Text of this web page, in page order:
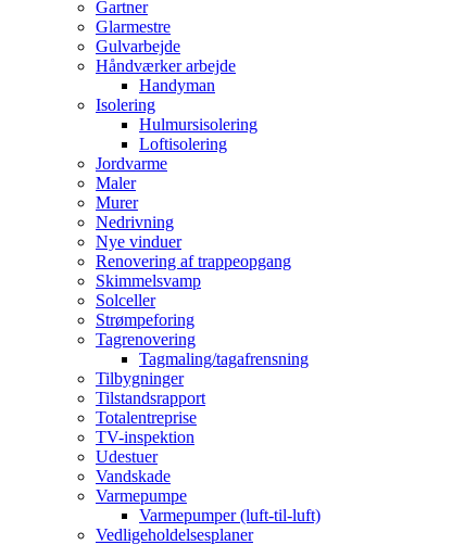
Gartner
Glarmestre
Gulvarbejde
Håndværker arbejde
Handyman
Isolering
Hulmursisolering
Loftisolering
Jordvarme
Maler
Murer
Nedrivning
Nye vinduer
Renovering af trappeopgang
Skimmelsvamp
Solceller
Strømpeforing
Tagrenovering
Tagmaling/tagafrensning
Tilbygninger
Tilstandsrapport
Totalentreprise
TV-inspektion
Udestuer
Vandskade
Varmepumpe
Varmepumper (luft-til-luft)
Vedligeholdelsesplaner